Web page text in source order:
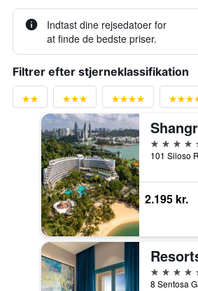
Indtast dine rejsedatoer for
at finde de bedste priser.
Filtrer efter stjerneklassifikation
5 stjerner
2.195 kr.
5 stjerner